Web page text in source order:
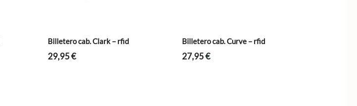
Billetero cab. Clark – rfid
29,95€
Billetero cab. Curve – rfid
27,95€